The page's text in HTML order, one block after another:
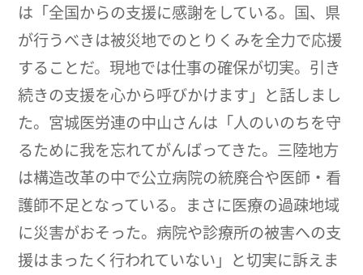
は「全国からの支援に感謝をしている。国、県
が行うべきは被災地でのとりくみを全力で応援
することだ。現地では仕事の確保が切実。引き
続きの支援を心から呼びかけます」と話しまし
た。宮城医労連の中山さんは「人のいのちを守
るために我を忘れてがんばってきた。三陸地方
は構造改革の中で公立病院の統廃合や医師・看
護師不足となっている。まさに医療の過疎地域
に災害がおそった。病院や診療所の被害への支
援はまったく行われていない」と切実に訴えま